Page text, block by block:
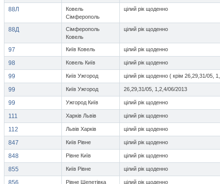
88Л
Ковель
Сімферополь
цілий рік щоденно
88Д
Сімферополь
Ковель
цілий рік щоденно
97 Київ Ковель цілий рік щоденно
98 Ковель Київ цілий рік щоденно
99 Київ Ужгород цілий рік щоденно ( крім 26,29,31/05,
99 Київ Ужгород 26,29,31/05, 1,2,4/06/2013
99 Ужгород Київ цілий рік щоденно
111 Харків Львів цілий рік щоденно
112 Львів Харків цілий рік щоденно
847 Київ Рівне цілий рік щоденно
848 Рівне Київ цілий рік щоденно
855 Київ Рівне цілий рік щоденно
856 Рівне Шепетівка цілий рік щоденно